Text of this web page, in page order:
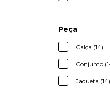
Peça
Calça (14)
Conjunto
Jaqueta (14)